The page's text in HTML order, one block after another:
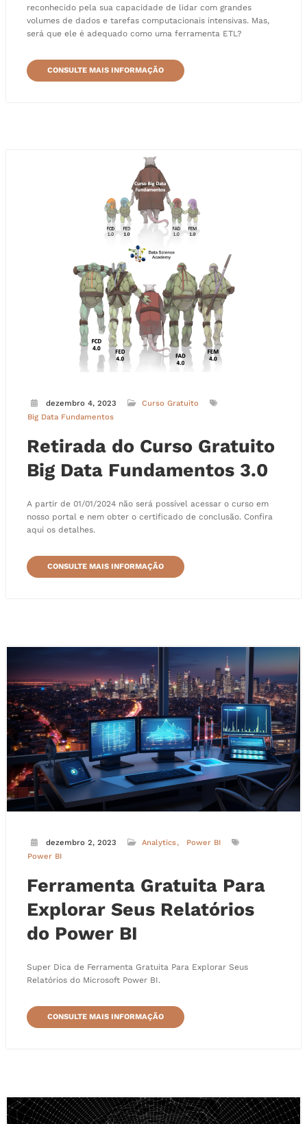
reconhecido pela sua capacidade de lidar com grandes
volumes de dados e tarefas computacionais intensivas. Mas,
será que ele é adequado como uma ferramenta ETL?
CONSULTE MAIS INFORMAÇÃO
dezembro 4, 2023
Curso Gratuito
Big Data Fundamentos
Retirada do Curso Gratuito
Big Data Fundamentos 3.0
A partir de 01/01/2024 não será possível acessar o curso em
nosso portal e nem obter o certificado de conclusão. Confira
aqui os detalhes.
CONSULTE MAIS INFORMAÇÃO
dezembro 2, 2023 Analytics
Power BI
Power BI
Ferramenta Gratuita Para
Explorar Seus Relatórios
do Power BI
Super Dica de Ferramenta Gratuita Para Explorar Seus
Relatórios do Microsoft Power BI.
CONSULTE MAIS INFORMAÇÃO